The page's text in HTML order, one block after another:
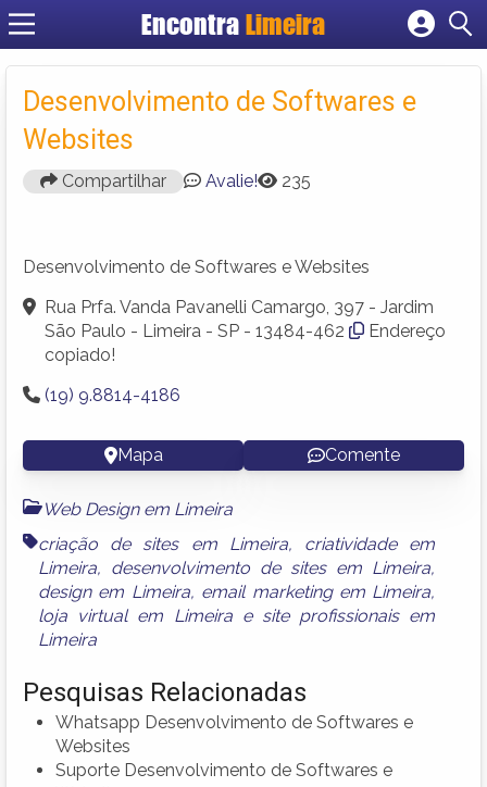
Encontra Limeira
Cadastrar empresa
Fazer login
Criar conta
Desenvolvimento de Softwares e
Websites
Compartilhar Avalie! 235
Desenvolvimento de Softwares e Websites
Rua Prfa. Vanda Pavanelli Camargo, 397 - Jardim
São Paulo - Limeira - SP - 13484-462
Endereço
copiado!
(19) 9.8814-4186
Mapa Comente
Web Design em Limeira
criação de sites em Limeira, criatividade em
Limeira, desenvolvimento de sites em Limeira,
design em Limeira, email marketing em Limeira,
loja virtual em Limeirae site profissionais em
Limeira
Pesquisas Relacionadas
Whatsapp Desenvolvimento de Softwares e
Websites
Suporte Desenvolvimento de Softwares e